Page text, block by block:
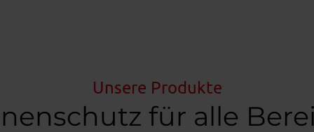
Unsere Produkte
für alle